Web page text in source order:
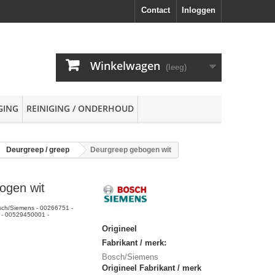
Inloggen
Contact
Winkelwagen (leeg)
REINIGING / ONDERHOUD
Deurgreep / greep Deurgreep gebogen wit
wit
Siemens - 00266751 -
00529450001 -
Origineel
Fabrikant / merk:
Bosch/Siemens
Origineel Fabrikant / merk